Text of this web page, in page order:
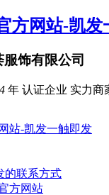
方网站-凯发
饰有限公司
4 年 认证企业 实力商
站-凯发一触即发
的联系方式
方网站